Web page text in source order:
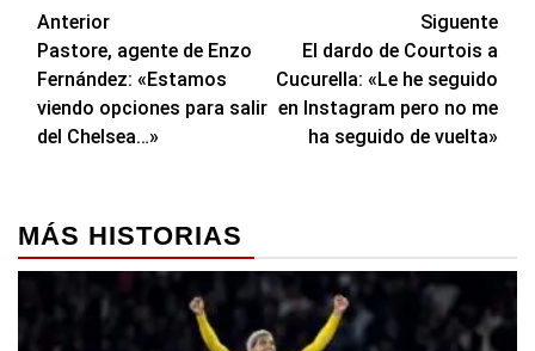
Navegación
de
entradas
Anterior
Pastore, agente de Enzo
Fernández: «Estamos
viendo opciones para salir
del Chelsea…»
Siguente
El dardo de Courtois a
Cucurella: «Le he seguido
en Instagram pero no me
ha seguido de vuelta»
MÁS HISTORIAS